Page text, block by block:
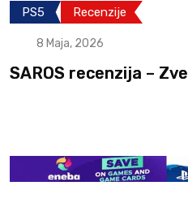
PS5 Recenzije
8 Maja, 2026
SAROS recenzija –